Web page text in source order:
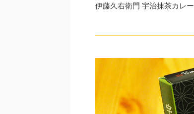
伊藤久右衛門 宇治抹茶カレー